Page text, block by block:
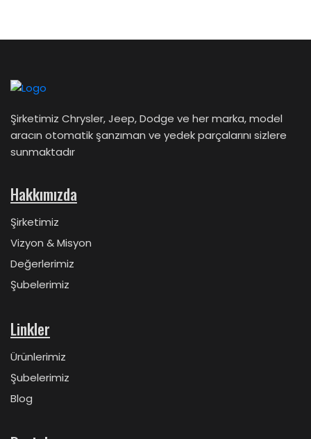
Şirketimiz Chrysler, Jeep, Dodge ve her marka, model
aracın otomatik şanzıman ve yedek parçalarını sizlere
sunmaktadır
Hakkımızda
Şirketimiz
Vizyon & Misyon
Değerlerimiz
Şubelerimiz
Linkler
Ürünlerimiz
Şubelerimiz
Blog